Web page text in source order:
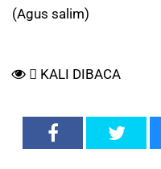
(Agus salim)
KALI DIBACA